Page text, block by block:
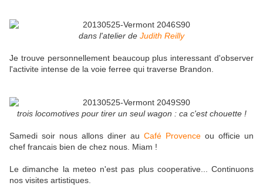
dans l'atelier de Judith Reilly
Je trouve personnellement beaucoup plus interessant d'observer
l'activite intense de la voie ferree qui traverse Brandon.
trois locomotives pour tirer un seul wagon : ca c'est chouette !
Samedi soir nous allons diner au Café Provence ou officie un
chef francais bien de chez nous. Miam !
Le dimanche la meteo n'est pas plus cooperative... Continuons
nos visites artistiques.